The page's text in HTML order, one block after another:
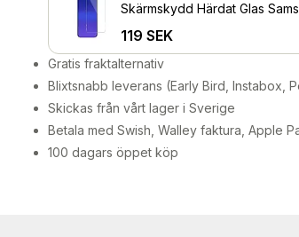
Skärmskydd Härdat Glas
119 SEK
Gratis fraktalternativ
Blixtsnabb leverans (Early Bird, Instabox,
Skickas från vårt lager i Sverige
Betala med Swish, Walley faktura, Apple
100 dagars öppet köp